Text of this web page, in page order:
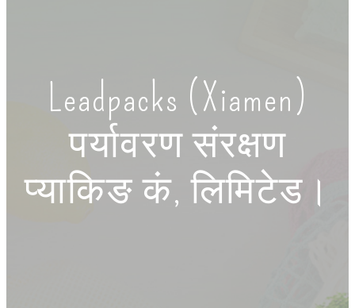
Leadpacks (Xiamen)
पर्यावरण संरक्षण
प्याकिङ कं, लिमिटेड।